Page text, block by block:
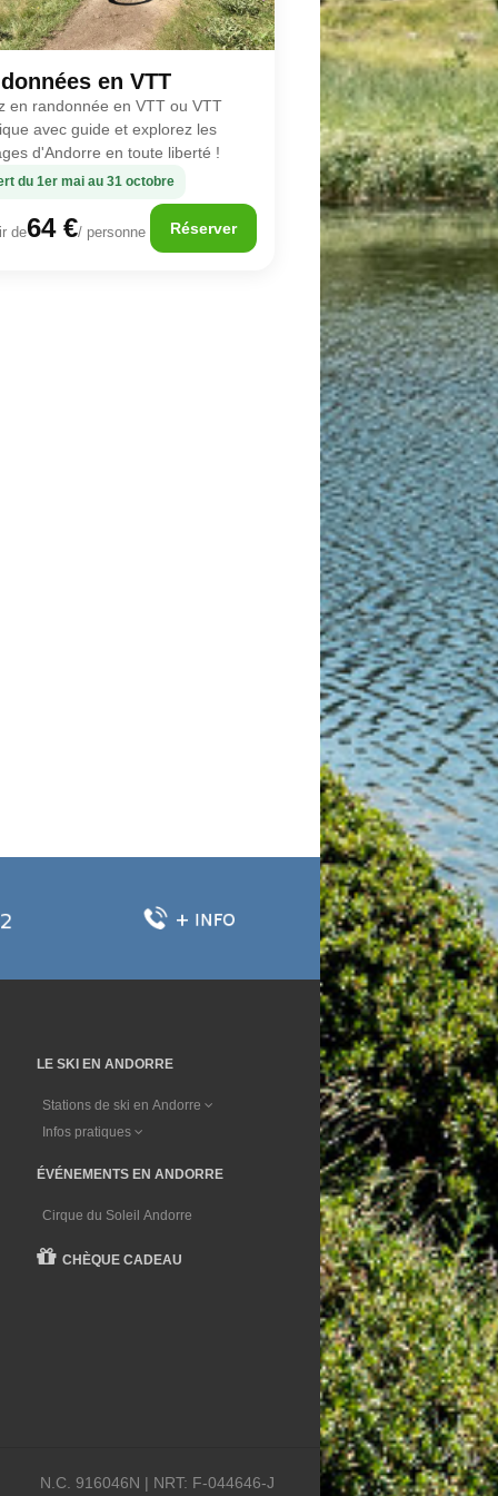
en VTT
en randonnée en VTT ou VTT
avec guide et explorez les
d'Andorre en toute liberté !
du 1er mai au 31 octobre
de64 €/ personne Réserver
LE SKI EN ANDORRE
Stations de ski en Andorre
Infos pratiques
ÉVÉNEMENTS EN ANDORRE
Cirque du Soleil Andorre
CHÈQUE CADEAU
N.C. 916046N | NRT: F-044646-J